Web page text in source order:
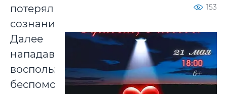
потерял
сознание.
Далее
нападавший,
воспользовавшись
беспомощным
153